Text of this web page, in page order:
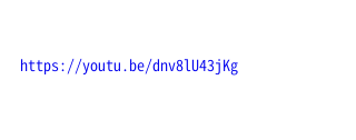
https://youtu.be/dnv8lU43jKg